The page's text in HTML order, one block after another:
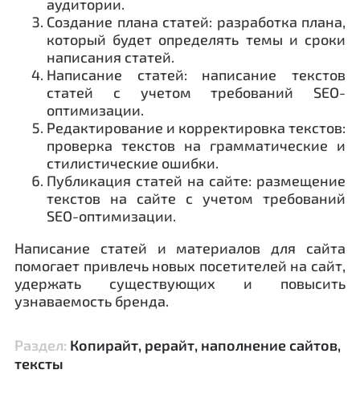
аудитории.
Создание плана статей: разработка плана,
который будет определять темы и сроки
написания статей.
Написание статей: написание текстов
статей с учетом требований SEO-
оптимизации.
Редактирование и корректировка текстов:
проверка текстов на грамматические и
стилистические ошибки.
Публикация статей на сайте: размещение
текстов на сайте с учетом требований
SEO-оптимизации.
Написание статей и материалов для сайта
помогает привлечь новых посетителей на сайт,
удержать существующих и повысить
узнаваемость бренда.
Раздел: Копирайт, рерайт, наполнение сайтов,
тексты